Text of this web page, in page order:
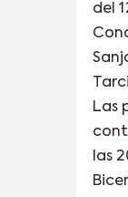
del
Las
las